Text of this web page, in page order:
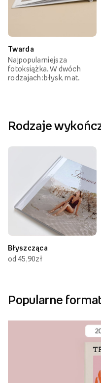
Twarda
Najpopularniejsza
fotoksiążka. W dwóch
rodzajach: błysk, mat.
Rodzaje
Błyszcząca
od 45,90zł
Popularne